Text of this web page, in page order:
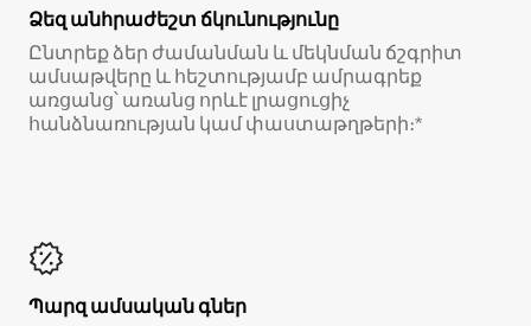
Ձեզ անհրաժեշտ ճկունությունը
Ընտրեք ձեր ժամանման և մեկնման ճշգրիտ
ամսաթվերը և հեշտությամբ ամրագրեք
առցանց՝ առանց որևէ լրացուցիչ
հանձնառության կամ փաստաթղթերի։*
Պարզ ամսական գներ